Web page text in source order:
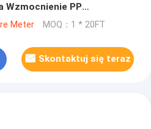
Wzmocnienie PP
Meter MOQ：1 * 20FT
Skontaktuj się teraz